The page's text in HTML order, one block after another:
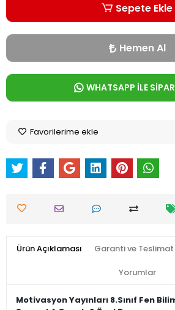
Sepete Ekle
Hemen Al
WHATSAPP İLE
Favorilerime ekle
Ürün Açıklaması Garanti ve Teslimat
Yorumlar
Motivasyon Yayınları 8.Sınıf Fen